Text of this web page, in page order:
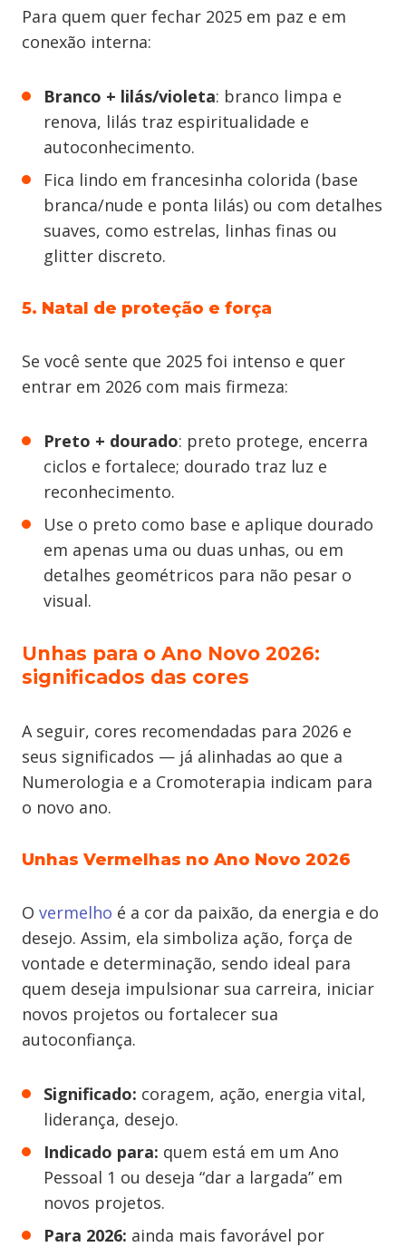
Para quem quer fechar 2025 em paz e em
conexão interna:
Branco + lilás/violeta: branco limpa e
renova, lilás traz espiritualidade e
autoconhecimento.
Fica lindo em francesinha colorida (base
branca/nude e ponta lilás) ou com detalhes
suaves, como estrelas, linhas finas ou
glitter discreto.
5. Natal de proteção e força
Se você sente que 2025 foi intenso e quer
entrar em 2026 com mais firmeza:
Preto + dourado: preto protege, encerra
ciclos e fortalece; dourado traz luz e
reconhecimento.
Use o preto como base e aplique dourado
em apenas uma ou duas unhas, ou em
detalhes geométricos para não pesar o
visual.
Unhas para o Ano Novo 2026:
significados das cores
A seguir, cores recomendadas para 2026 e
seus significados — já alinhadas ao que a
Numerologia e a Cromoterapia indicam para
o novo ano.
Unhas Vermelhas no Ano Novo 2026
O vermelho é a cor da paixão, da energia e do
desejo. Assim, ela simboliza ação, força de
vontade e determinação, sendo ideal para
quem deseja impulsionar sua carreira, iniciar
novos projetos ou fortalecer sua
autoconfiança.
Significado: coragem, ação, energia vital,
liderança, desejo.
Indicado para: quem está em um Ano
Pessoal 1 ou deseja “dar a largada” em
novos projetos.
Para 2026: ainda mais favorável por